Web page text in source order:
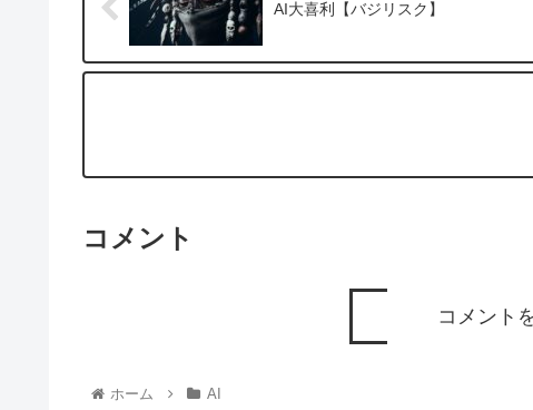
AI大喜利【バジリスク】
コメント
コメント
ホーム AI